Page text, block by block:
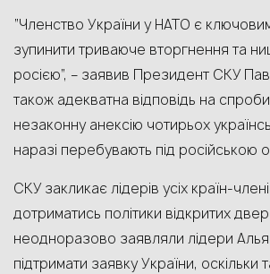
“Членство України у НАТО є
зупинити триваюче вторгнення та
росією”, – заявив Президент СКУ
також адекватна відповідь на спроби
незаконну анексію чотирьох
наразі перебувають під російською
СКУ закликає лідерів усіх країн-
дотриматись політики відкритих
неодноразово заявляли лідери
підтримати заявку України, оскільки